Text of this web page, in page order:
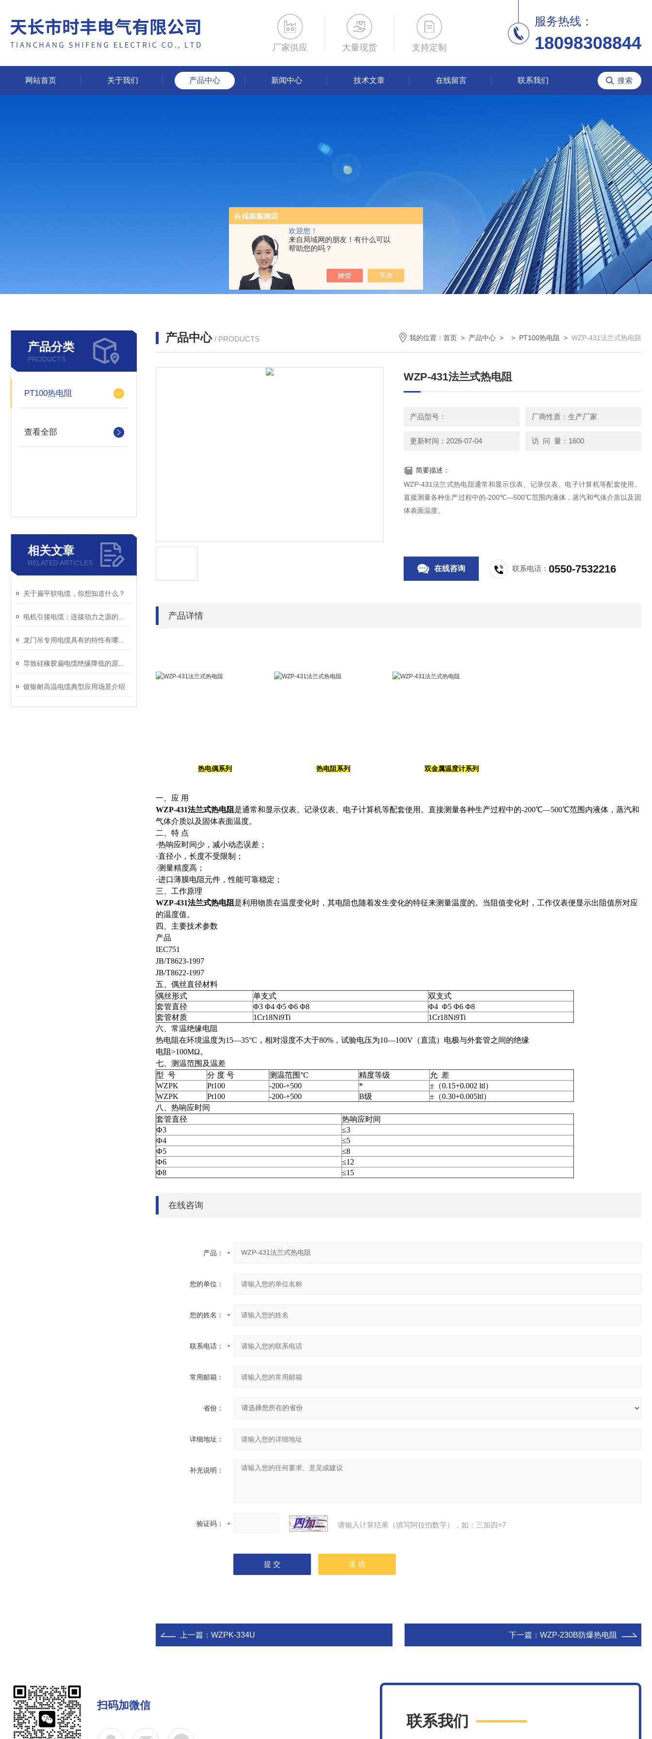
欢迎您！
来自局域网的朋友！有什么可以
帮助您的吗？
厂家供应 大量现货 支持定制
服务热线：
18098308844
网站首页 关于我们 产品中心 新闻中心 技术文章 在线留言 联系我们
产品分类
PRODUCTS
PT100热电阻
查看全部
相关文章
RELATED ARTICLES
关于扁平软电缆，你想知道什么？
镀银耐高温电缆典型应用场景介绍
产品中心 / PRODUCTS 我的位置： 首页 > 产品中心 > > PT100热电阻 > WZP-431法兰式热电阻
WZP-431法兰式热电阻
产品型号： 厂商性质：生产厂家
更新时间：2026-07-04 访 问 量：1600
简要描述：
WZP-431法兰式热电阻通常和显示仪表、记录仪表、电子计算机等配套使用。
直接测量各种生产过程中的-200℃—500℃范围内液体，蒸汽和气体介质以及固
体表面温度。
在线咨询 联系电话：0550-7532216
产品详情
热电偶系列 热电阻系列 双金属温度计系列
一、应 用
WZP-431法兰式热电阻 是通常和显示仪表、记录仪表、电子计算机等配套使用。直接测量各种生产过程中的-200℃—500℃范围内液体，蒸汽和
气体介质以及固体表面温度。
二、特 点
·热响应时间少，减小动态误差；
·直径小，长度不受限制；
·测量精度高；
·进口薄膜电阻元件，性能可靠稳定；
三、工作原理
WZP-431法兰式热电阻 是利用物质在温度变化时，其电阻也随着发生变化的特征来测量温度的。当阻值变化时，工作仪表便显示出阻值所对应
的温度值。
四、主要技术参数
产品
IEC751
JB/T8623-1997
JB/T8622-1997
五、偶丝直径材料
偶丝形式
单支式
双支式
套管直径
Φ3 Φ4 Φ5 Φ6 Φ8
Φ4 Φ5 Φ6 Φ8
套管材质
1Cr18Ni9Ti
1Cr18Ni9Ti
六、常温绝缘电阻
热电阻在环境温度为15—35°C，相对湿度不大于80%，试验电压为10—100V（直流）电极与外套管之间的绝缘
电阻>100MΩ。
七、测温范围及温差
型 号
分 度 号 测温范围°C 精度等级
允 差
WZPK
Pt100 -200­­-+500 *
±（0.15+0.002 ltl）
WZPK
Pt100 -200­­-+500 B级
±（0.30+0.005ltl）
八、热响应时间
套管直径
热响应时间
Ф3
≤3
Ф4
≤5
Ф5
≤8
Ф6
≤12
Ф8
≤15
在线咨询
产品：
您的单位：
您的姓名：
联系电话：
常用邮箱：
省份：
详细地址：
补充说明：
验证码： 请输入计算结果（填写阿拉伯数字），如：三加四=7
上一篇： WZPK-334U 下一篇： WZP-230B防爆热电阻
扫码加微信
联系我们